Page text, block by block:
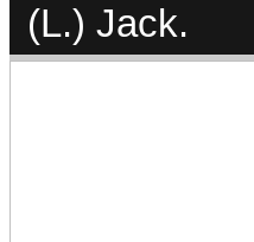
(L.) Jack.